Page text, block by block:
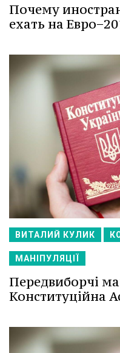
Почему
ехать на
ВИТАЛИЙ КУЛИК
МАНІПУЛЯЦІЇ
Передвиборчі
Конституційна